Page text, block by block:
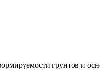
грунтов и